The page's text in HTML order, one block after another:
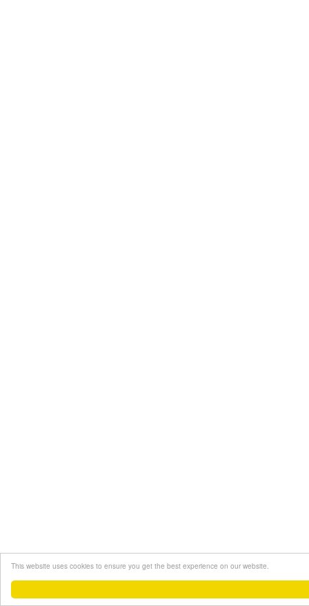
This website uses cookies to ensure you get the best experience on our website.